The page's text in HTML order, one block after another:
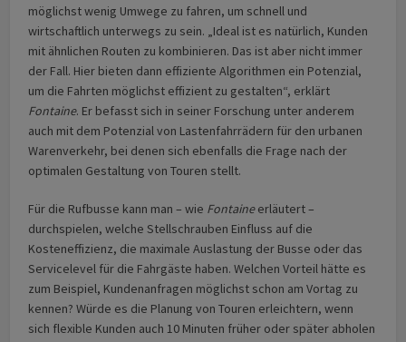
möglichst wenig Umwege zu fahren, um schnell und
wirtschaftlich unterwegs zu sein. „Ideal ist es natürlich, Kunden
mit ähnlichen Routen zu kombinieren. Das ist aber nicht immer
der Fall. Hier bieten dann effiziente Algorithmen ein Potenzial,
um die Fahrten möglichst effizient zu gestalten“, erklärt
Fontaine. Er befasst sich in seiner Forschung unter anderem
auch mit dem Potenzial von Lastenfahrrädern für den urbanen
Warenverkehr, bei denen sich ebenfalls die Frage nach der
optimalen Gestaltung von Touren stellt.
Für die Rufbusse kann man – wie Fontaineerläutert –
durchspielen, welche Stellschrauben Einfluss auf die
Kosteneffizienz, die maximale Auslastung der Busse oder das
Servicelevel für die Fahrgäste haben. Welchen Vorteil hätte es
zum Beispiel, Kundenanfragen möglichst schon am Vortag zu
kennen? Würde es die Planung von Touren erleichtern, wenn
sich flexible Kunden auch 10 Minuten früher oder später abholen